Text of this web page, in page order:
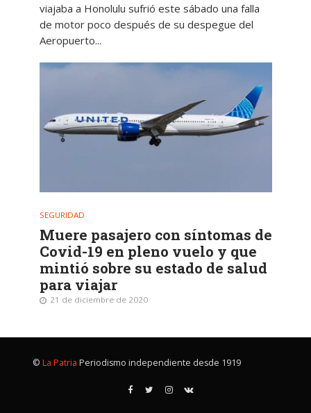
viajaba a Honolulu sufrió este sábado una falla
de motor poco después de su despegue del
Aeropuerto...
SEGURIDAD
Muere pasajero con síntomas de
Covid-19 en pleno vuelo y que
mintió sobre su estado de salud
para viajar
21 de diciembre de 2020
© La Patria Periodismo independiente desde 1919